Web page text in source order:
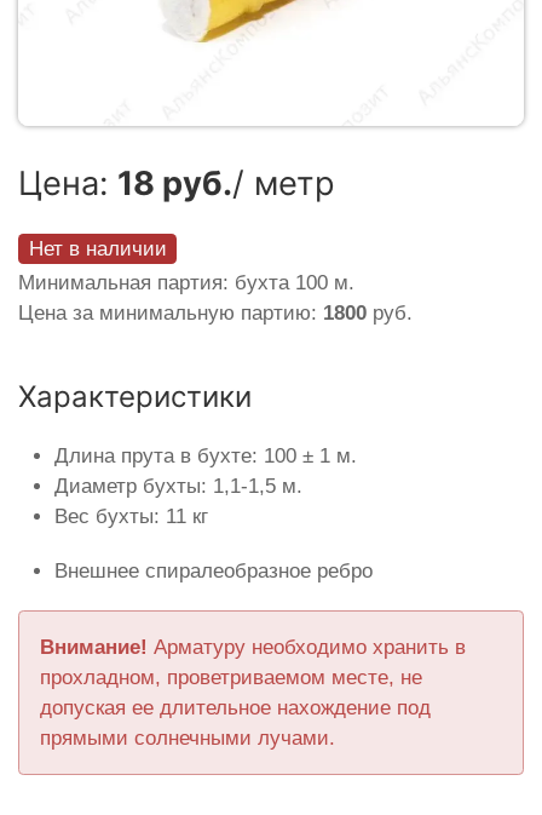
Цена: 18 руб./ метр
Нет в наличии
Минимальная партия: бухта 100 м.
Цена за минимальную партию: 1800 руб.
Характеристики
Длина прута в бухте: 100 ± 1 м.
Диаметр бухты: 1,1-1,5 м.
Вес бухты: 11 кг
Внешнее спиралеобразное ребро
Внимание! Арматуру необходимо хранить в
прохладном, проветриваемом месте, не
допуская ее длительное нахождение под
прямыми солнечными лучами.